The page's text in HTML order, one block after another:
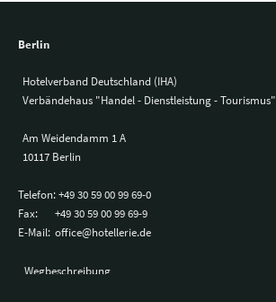
Berlin
Hotelverband Deutschland (IHA)
Verbändehaus "Handel - Dienstleistung - Tourismus"
Am Weidendamm 1 A
10117 Berlin
Telefon:+49 30 59 00 99 69-0
Fax:
+49 30 59 00 99 69-9
E-Mail: office@hotellerie.de
Wegbeschreibung